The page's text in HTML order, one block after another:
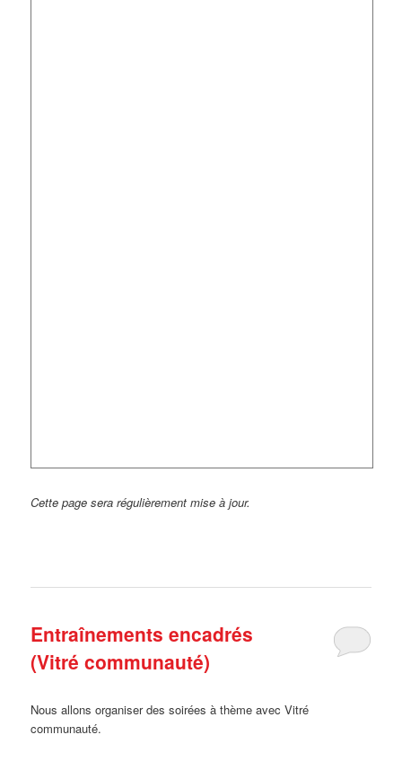
Cette page sera régulièrement mise à jour.
Entraînements encadrés
(Vitré communauté)
Nous allons organiser des soirées à thème avec Vitré
communauté.